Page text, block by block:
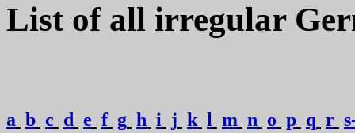
List of all irregular
a b c d e f g h i j k l m n o p q r